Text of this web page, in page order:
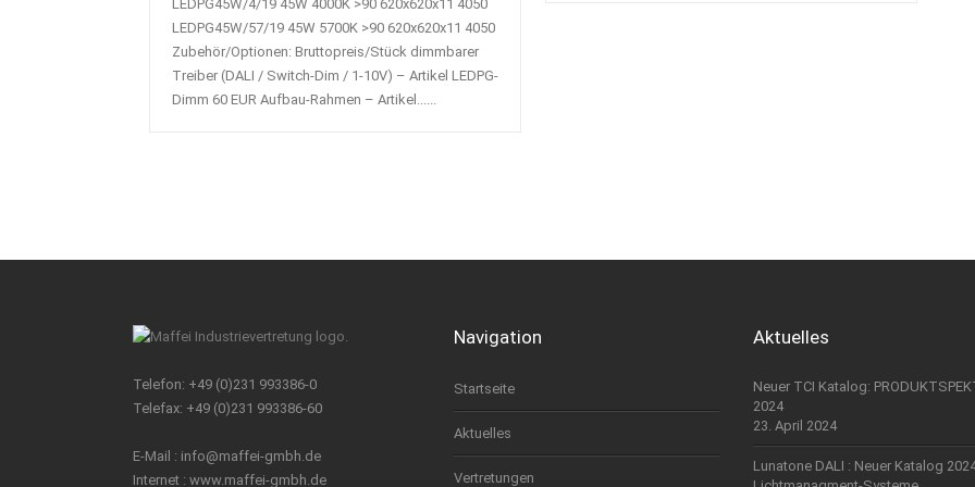
LEDPG45W/4/19 45W 4000K >90 620x620x11 4050
LEDPG45W/57/19 45W 5700K >90 620x620x11 4050
Zubehör/Optionen: Bruttopreis/Stück dimmbarer
Treiber (DALI / Switch-Dim / 1-10V) – Artikel LEDPG-
Dimm 60 EUR Aufbau-Rahmen – Artikel......
Telefon: +49 (0)231 993386-0
Telefax: +49 (0)231 993386-60
E-Mail : info@maffei-gmbh.de
Internet : www.maffei-gmbh.de
Navigation
Startseite
Aktuelles
Vertretungen
Aktuelles
Neuer TCI Katalog:
2024
23. April 2024
Lunatone DALI : Neuer Katalog